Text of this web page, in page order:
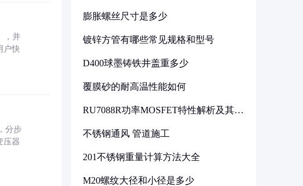
，并
户快
分步
压器
膨胀螺丝尺寸是多少
镀锌方管有哪些常见规格和型号
D400球墨铸铁井盖重多少
覆膜砂的耐高温性能如何
RU7088R功率MOSFET特性解析及其在
不锈钢通风 管道施工
201不锈钢重量计算方法大全
M20螺纹大径和小径是多少